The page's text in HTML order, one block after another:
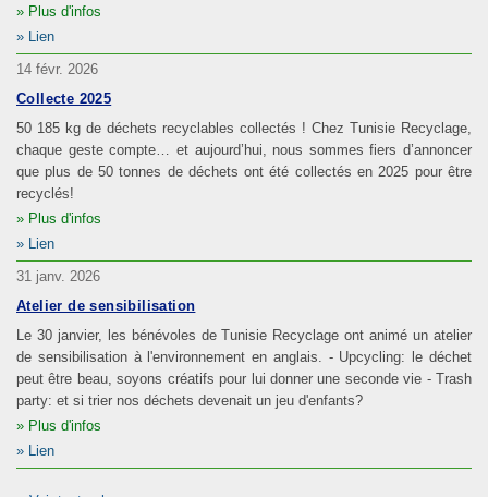
Plus d'infos
Lien
14 févr. 2026
Collecte 2025
50 185 kg de déchets recyclables collectés ! Chez Tunisie Recyclage,
chaque geste compte… et aujourd’hui, nous sommes fiers d’annoncer
que plus de 50 tonnes de déchets ont été collectés en 2025 pour être
recyclés!
Plus d'infos
Lien
31 janv. 2026
Atelier de sensibilisation
Le 30 janvier, les bénévoles de Tunisie Recyclage ont animé un atelier
de sensibilisation à l'environnement en anglais. - Upcycling: le déchet
peut être beau, soyons créatifs pour lui donner une seconde vie - Trash
party: et si trier nos déchets devenait un jeu d'enfants?
Plus d'infos
Lien